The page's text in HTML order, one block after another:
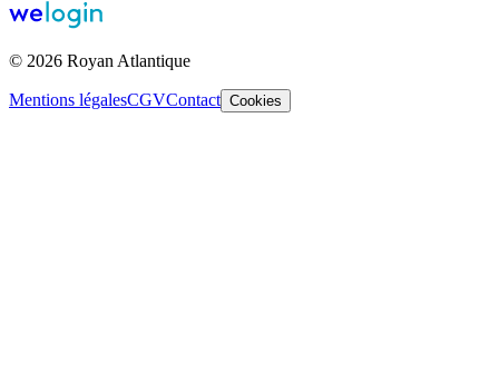
© 2026 Royan Atlantique
Mentions légalesCGVContact Cookies